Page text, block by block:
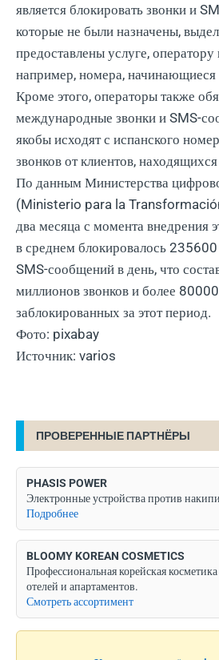
является блокировать звонки и
которые не были назначены,
предоставлены услуге, оператору
например, номера, начинающиеся
Кроме этого, операторы также
международные звонки и SMS-
якобы исходят с испанского
звонков от клиентов,
По данным Министерства
(Ministerio para la
два месяца с момента внедрения
в среднем блокировалось
SMS-сообщений в день, что
миллионов звонков и более
заблокированных за этот период.
Фото: pixabay
Источник: varios
ПРОВЕРЕННЫЕ ПАРТНЁРЫ
PHASIS POWER
Электронные устройства против
Подробнее
BLOOMY KOREAN COSMETICS
Профессиональная корейская
отелей и апартаментов.
Смотреть ассортимент